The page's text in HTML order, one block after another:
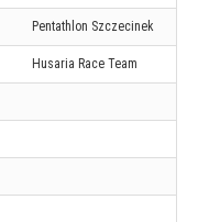
Pentathlon Szczecinek
Husaria Race Team